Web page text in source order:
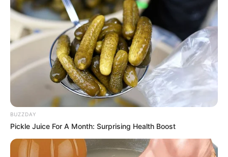
BUZZDAY
Pickle Juice For A Month: Surprising Health Boost